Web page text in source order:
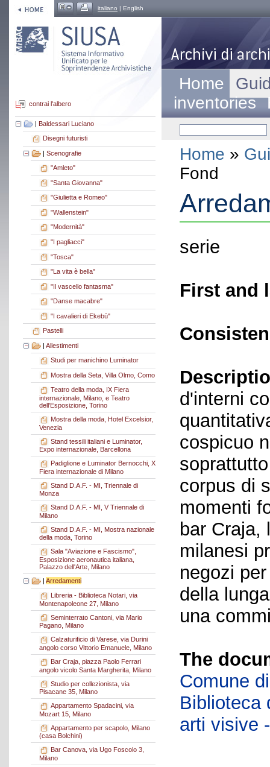
italiano | English
contrai l'albero
| Baldessari Luciano
Disegni futuristi
| Scenografie
"Amleto"
"Santa Giovanna"
"Giulietta e Romeo"
"Wallenstein"
"Modernità"
"I pagliacci"
"Tosca"
"La vita è bella"
"Il vascello fantasma"
"Danse macabre"
"I cavalieri di Ekebù"
Pastelli
| Allestimenti
Studi per manichino Luminator
Mostra della Seta, Villa Olmo, Como
Teatro della moda, IX Fiera
internazionale, Milano, e Teatro
dell'Esposizione, Torino
Mostra della moda, Hotel Excelsior,
Venezia
Stand tessili italiani e Luminator,
Expo internazionale, Barcellona
Padiglione e Luminator Bernocchi, X
Fiera internazionale di Milano
Stand D.A.F. - MI, Triennale di
Monza
Stand D.A.F. - MI, V Triennale di
Milano
Stand D.A.F. - MI, Mostra nazionale
della moda, Torino
Sala "Aviazione e Fascismo",
Esposizione aeronautica italiana,
Palazzo dell'Arte, Milano
| Arredamenti
Libreria - Biblioteca Notari, via
Montenapoleone 27, Milano
Seminterrato Cantoni, via Mario
Pagano, Milano
Calzaturificio di Varese, via Durini
angolo corso Vittorio Emanuele, Milano
Bar Craja, piazza Paolo Ferrari
angolo vicolo Santa Margherita, Milano
Studio per collezionista, via
Pisacane 35, Milano
Appartamento Spadacini, via
Mozart 15, Milano
Appartamento per scapolo, Milano
(casa Bolchini)
Bar Canova, via Ugo Foscolo 3,
Milano
Home
inventories
Home »
Fond
serie
First and
d'interni
cospicuo
corpus di
momenti
bar Craja,
milanesi
negozi
della
una
The
Comune
Biblioteca
arti visive